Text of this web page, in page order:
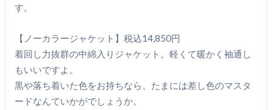
す。
【ノーカラージャケット】税込14,850円
着回し力抜群の中綿入りジャケット。軽くて暖かく袖通し
もいいですよ。
黒や落ち着いた色をお持ちなら、たまには差し色のマスタ
ードなんていかがでしょうか。